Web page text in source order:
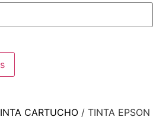
CARTUCHO / TINTA EPSON